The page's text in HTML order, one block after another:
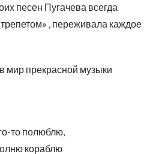
песен Пугачева всегда
, переживала каждое
мир прекрасной музыки
то полюблю,
кораблю